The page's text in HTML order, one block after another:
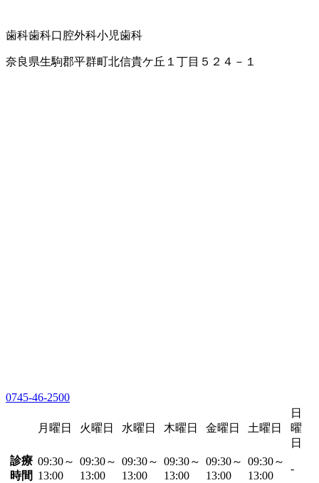
歯科歯科口腔外科小児歯科
奈良県生駒郡平群町北信貴ケ丘１丁目５２４－１
0745-46-2500
月曜日 火曜日 水曜日 木曜日 金曜日 土曜日
日
曜
日
診療
時間
09:30～
13:00
09:30～
13:00
09:30～
13:00
09:30～
13:00
09:30～
13:00
09:30～
13:00
-